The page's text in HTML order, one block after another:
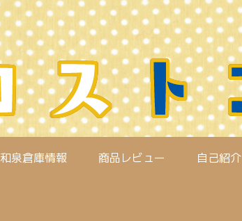
和泉倉庫情報 商品レビュー 自己紹介